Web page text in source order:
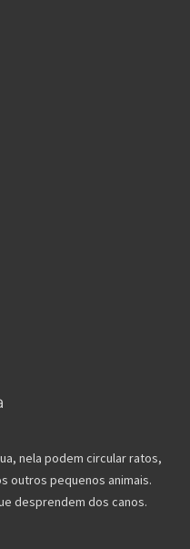
nela podem circular ratos,
outros pequenos animais.
desprendem dos canos.